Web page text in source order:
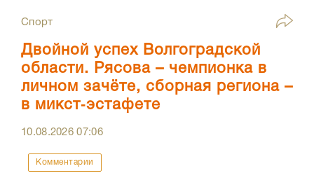
Спорт
Двойной успех Волгоградской
области. Рясова – чемпионка в
личном зачёте, сборная региона –
в микст‑эстафете
10.08.202607:06
Комментарии